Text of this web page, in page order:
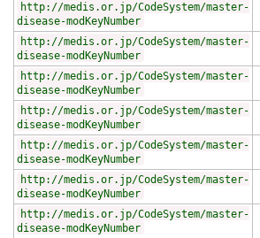
http://medis.or.jp/CodeSystem/master-
disease-modKeyNumber
http://medis.or.jp/CodeSystem/master-
disease-modKeyNumber
http://medis.or.jp/CodeSystem/master-
disease-modKeyNumber
http://medis.or.jp/CodeSystem/master-
disease-modKeyNumber
http://medis.or.jp/CodeSystem/master-
disease-modKeyNumber
http://medis.or.jp/CodeSystem/master-
disease-modKeyNumber
http://medis.or.jp/CodeSystem/master-
disease-modKeyNumber